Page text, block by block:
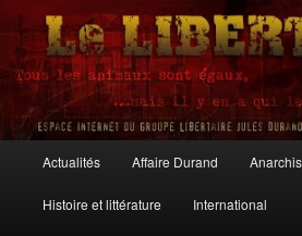
Aller
contenu
principalLe Libertaire
principal
Actualités Affaire Durand
Histoire et littérature International